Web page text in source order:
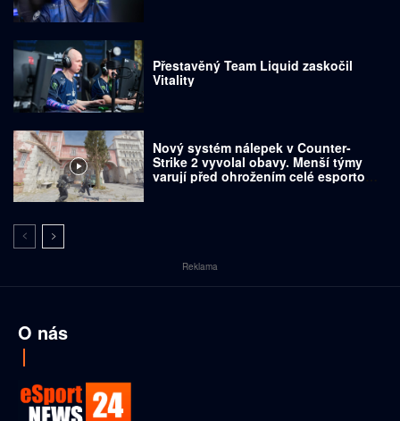
Přestavěný Team Liquid zaskočil
Vitality
Nový systém nálepek v Counter-
Strike 2 vyvolal obavy. Menší týmy
varují před ohrožením celé esportové
Reklama
O nás